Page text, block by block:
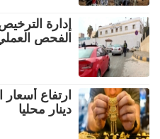
إدارة
الفحص
دينار محليا